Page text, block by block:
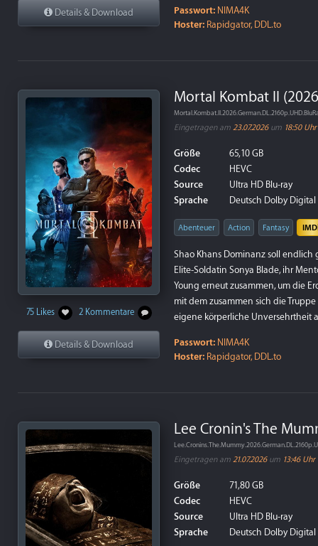
Details & Download Passwort: NIMA4K
Hoster: Rapidgator, DDL.to
75 Likes 2 Kommentare
Details & Download
Mortal Kombat II
Eingetragen am 23.07.2026um 18:50 Uhr
Größe
65,10 GB
Codec
HEVC
Source
Ultra HD Blu-ray
Sprache
Deutsch Dolby Digital
Abenteuer Action Fantasy
Shao Khans Dominanz soll endlich
Elite-Soldatin Sonya Blade, ihr
Young erneut zusammen, um die
mit dem zusammen sich die
eigene körperliche Unversehrtheit
Passwort: NIMA4K
Hoster: Rapidgator, DDL.to
Lee Cronin's The
Eingetragen am 21.07.2026um 13:46 Uhr
Größe
71,80 GB
Codec
HEVC
Source
Ultra HD Blu-ray
Sprache
Deutsch Dolby Digital